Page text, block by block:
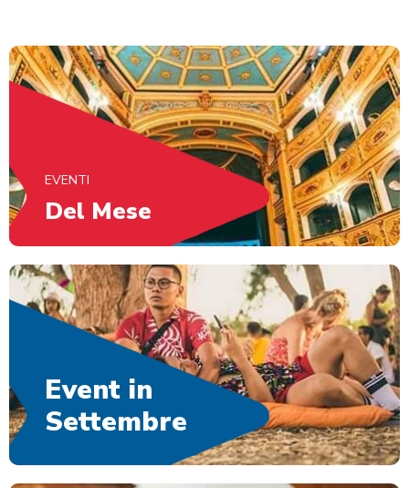
EVENTI
Del Mese
Event in
Settembre